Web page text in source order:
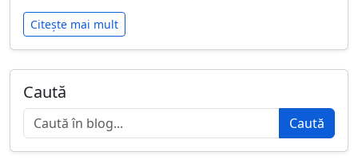
Citește mai mult
Caută
Caută